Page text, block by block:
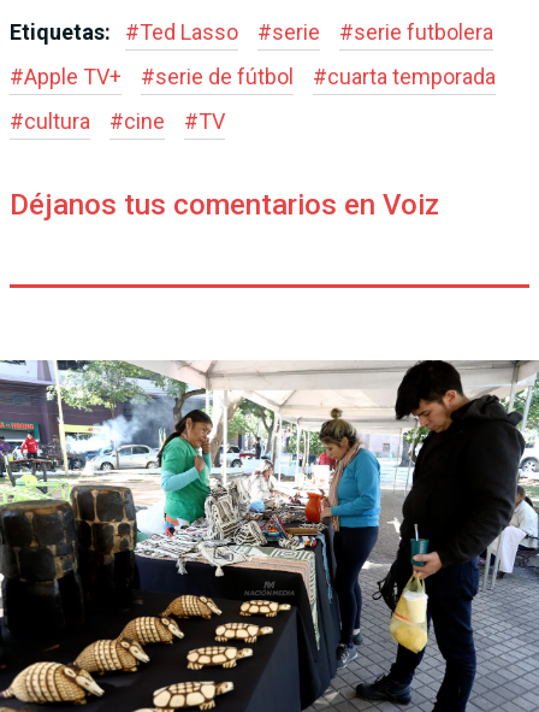
Etiquetas: #Ted Lasso #serie #serie futbolera
#Apple TV+ #serie de fútbol #cuarta temporada
#cultura #cine #TV
Déjanos tus comentarios en Voiz